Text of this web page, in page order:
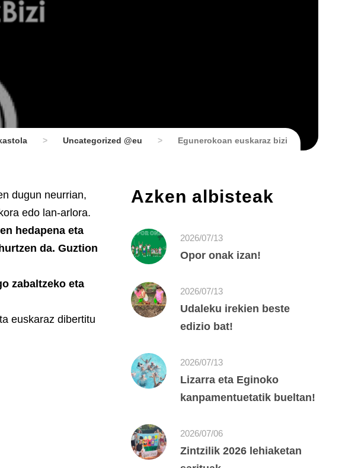
> Uncategorized @eu > Egunerokoan euskaraz bizi
dugun neurrian,
edo lan-arlora.
hedapena eta
da. Guztion
zabaltzeko eta
euskaraz dibertitu
Azken albisteak
2026/07/13
Opor onak izan!
2026/07/13
Udaleku irekien beste
edizio bat!
2026/07/13
Lizarra eta Eginoko
kanpamentuetatik bueltan!
2026/07/06
Zintzilik 2026 lehiaketan